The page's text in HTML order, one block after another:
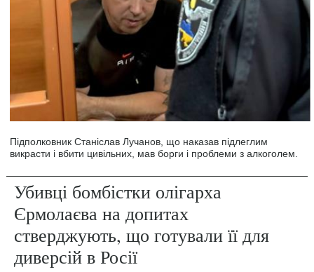
Підполковник Станіслав Лучанов, що наказав підлеглим
викрасти і вбити цивільних, мав борги і проблеми з алкоголем.
Убивці бомбістки олігарха
Єрмолаєва на допитах
стверджують, що готували її для
диверсій в Росії